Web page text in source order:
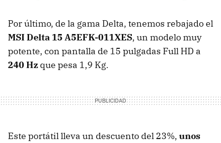
Por último, de la gama Delta, tenemos rebajado el
MSI Delta 15 A5EFK-011XES, un modelo muy
potente, con pantalla de 15 pulgadas Full HD a
240 Hz que pesa 1,9 Kg.
Este portátil lleva un descuento del 23%, unos